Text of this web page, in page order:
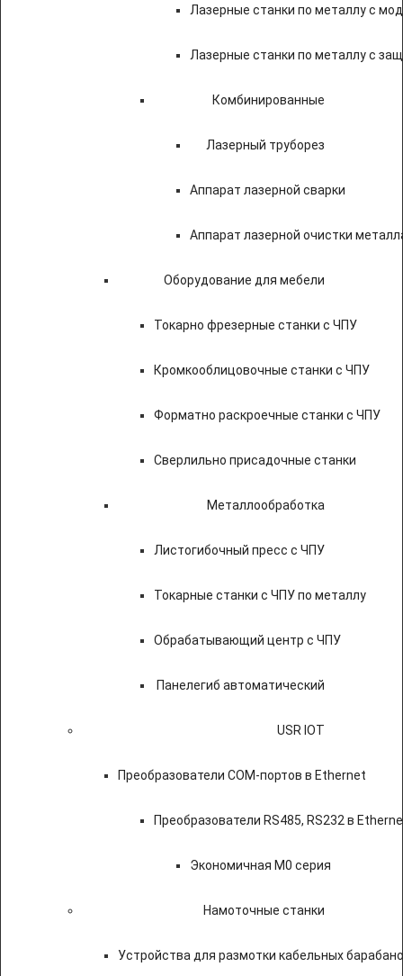
Лазерные станки по металлу с
Лазерные станки по металлу с
Комбинированные
Лазерный труборез
Аппарат лазерной сварки
Аппарат лазерной очистки
Оборудование для мебели
Токарно фрезерные станки с ЧПУ
Кромкооблицовочные станки с ЧПУ
Форматно раскроечные станки с ЧПУ
Сверлильно присадочные станки
Металлообработка
Листогибочный пресс с ЧПУ
Токарные станки с ЧПУ по металлу
Обрабатывающий центр с ЧПУ
Панелегиб автоматический
USR IOT
Преобразователи COM-портов в Ethernet
Преобразователи RS485, RS232 в
Экономичная M0 серия
Намоточные станки
Устройства для размотки кабельных